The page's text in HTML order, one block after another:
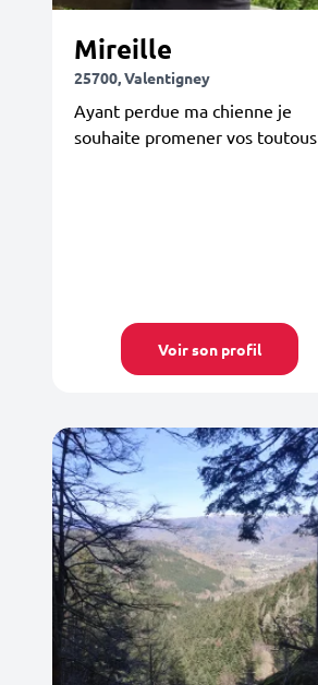
Mireille
25700, Valentigney
Ayant perdue ma chienne je
souhaite promener vos toutous
Voir son profil